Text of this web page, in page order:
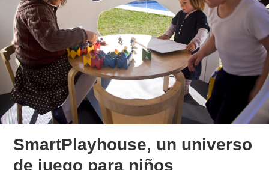
SmartPlayhouse, un universo
de juego para niños